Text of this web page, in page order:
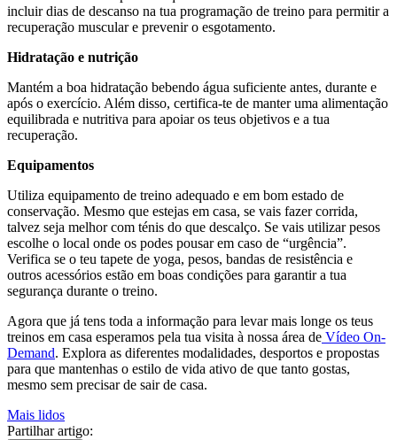
incluir dias de descanso na tua programação de treino para permitir a
recuperação muscular e prevenir o esgotamento.
Hidratação e nutrição
Mantém a boa hidratação bebendo água suficiente antes, durante e
após o exercício. Além disso, certifica-te de manter uma alimentação
equilibrada e nutritiva para apoiar os teus objetivos e a tua
recuperação.
Equipamentos
Utiliza equipamento de treino adequado e em bom estado de
conservação. Mesmo que estejas em casa, se vais fazer corrida,
talvez seja melhor com ténis do que descalço. Se vais utilizar pesos
escolhe o local onde os podes pousar em caso de “urgência”.
Verifica se o teu tapete de yoga, pesos, bandas de resistência e
outros acessórios estão em boas condições para garantir a tua
segurança durante o treino.
Agora que já tens toda a informação para levar mais longe os teus
treinos em casa esperamos pela tua visita à nossa área de Vídeo On-
Demand. Explora as diferentes modalidades, desportos e propostas
para que mantenhas o estilo de vida ativo de que tanto gostas,
mesmo sem precisar de sair de casa.
Mais lidos
Partilhar artigo: